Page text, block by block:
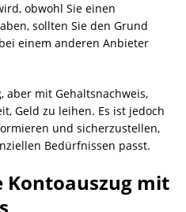
obwohl Sie einen
sollten Sie den Grund
einem anderen Anbieter
aber mit Gehaltsnachweis,
Geld zu leihen. Es ist jedoch
und sicherzustellen,
Bedürfnissen passt.
Kontoauszug mit